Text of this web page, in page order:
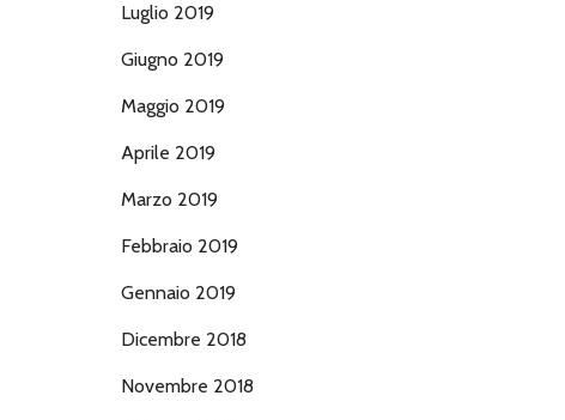
Luglio 2019
Giugno 2019
Maggio 2019
Aprile 2019
Marzo 2019
Febbraio 2019
Gennaio 2019
Dicembre 2018
Novembre 2018